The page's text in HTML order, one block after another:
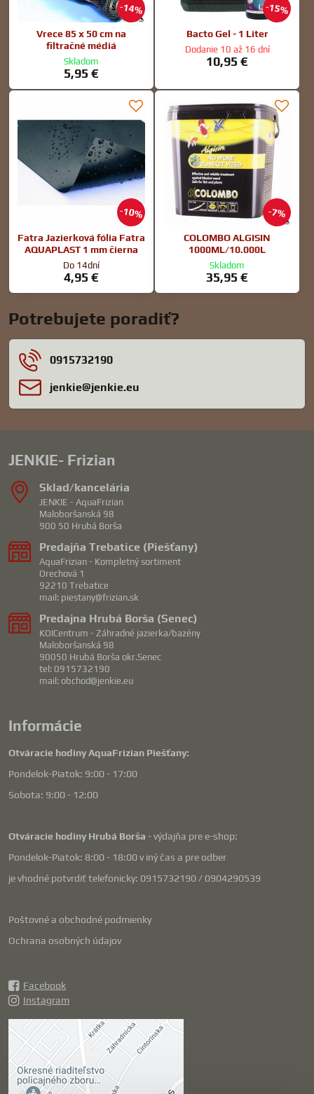
14%
Vrece 85 x 50 cm na
filtračné médiá
Skladom
5,95 €
15%
Bacto Gel - 1 Liter
Dodanie 10 až 16 dní
10,95 €
10%
Fatra Jazierková fólia Fatra
AQUAPLAST 1 mm čierna
Do 14dní
4,95 €
7%
COLOMBO ALGISIN
1000ML/10.000L
Skladom
35,95 €
Potrebujete poradiť?
0915732190
jenkie​@jenkie​.eu
JENKIE- Frizian
Sklad/kancelária
JENKIE - AquaFrizian
Maloboršanská 98
900 50 Hrubá Borša
Predajňa Trebatice (Piešťany)
AquaFrizian - Kompletný sortiment
Orechová 1
92210 Trebatice
mail: piestany@frizian.sk
Predajna Hrubá Borša (Senec)
KOICentrum - Záhradné jazierka/bazény
Maloboršanská 98
90050 Hrubá Borša okr.Senec
tel: 0915732190
mail: obchod@jenkie.eu
Informácie
Otváracie hodiny AquaFrizian Piešťany:
Pondelok-Piatok: 9:00 - 17:00
Sobota: 9:00 - 12:00
Otváracie hodiny Hrubá Borša - výdajňa pre e-shop:
Pondelok-Piatok: 8:00 - 18:00 v iný čas a pre odber
je vhodné potvrdiť telefonicky: 0915732190 / 0904290539
Poštovné a obchodné podmienky
Ochrana osobných údajov
Facebook
Instagram
Externý obsah je
blokovaný Voľbami
súkromia